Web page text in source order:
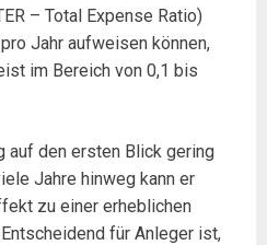
– Total Expense Ratio)
Jahr aufweisen können,
im Bereich von 0,1 bis
auf den ersten Blick gering
Jahre hinweg kann er
zu einer erheblichen
für Anleger ist,